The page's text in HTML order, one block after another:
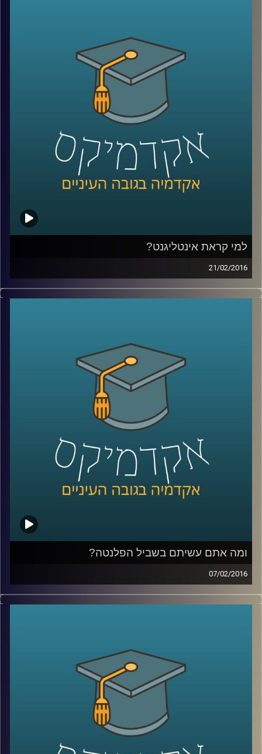
אפשר לעשות עם זה? דוקטור שרית סמילה-סנד
חוקרת פילוסופיה של מוסר, ושואלת שאלות
מוסריות הקשורות בהשפעתה של תחושת
האמפתיה בין בני האדם וביכולתה לשפר את
היחסים בין אדם לחברו. העיסוק הפילוסופי הופך
.
קרדיט תמונות:AudioVersity
למי קראת אינטליגנט?
21/02/2016
דוקטור הדס אראל חוקרת אינטליגנציה – מהי?
שאולי קשה לקבל ולהודות בו: כל דור חכם
מקודמו. מצד שני, המבחנים לא השתנו כבר
הרבה מאוד שנים, ויתכן והמדדים שלהם איבדו
משהו מהרלוונטיות שלהם. בואו ללמוד על
קרדיט תמונות: AudioVersity
ומה אתם עשיתם בשביל הפלנטה?
07/02/2016
פרופסור אורי מרינוב מביא איתו רוח אופטימית
ישראל: משאב המים והים בה והשינויים בתחום
התחבורה הציבורית. אל תשבו שלובי רגליים –
התחילו לפעול למען כדור ארץ קריר יותר,
שמסוגל לשרוד את התרבות הטכנולוגית שלנו
AudioVersity